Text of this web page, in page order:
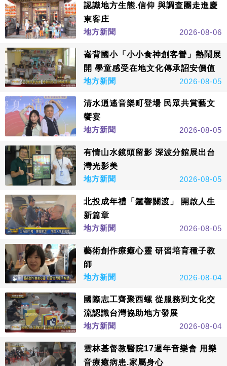
認識地方生態.信仰 與調查團走進慶
東客庄
地方新聞
2026-08-06
崙背國小「小小食神創客營」熱鬧展
開 學童感受在地文化傳承詔安價值
地方新聞
2026-08-05
清水逍遙音樂町登場 民眾共賞藝文
饗宴
地方新聞
2026-08-05
有情山水鏡頭留影 深波分館展出台
灣光影美
地方新聞
2026-08-05
北投成年禮「鑼響關渡」 開啟人生
新篇章
地方新聞
2026-08-05
藝術創作療癒心靈 研習培育種子教
師
地方新聞
2026-08-04
國際志工齊聚西螺 從服務到文化交
流認識台灣協助地方發展
地方新聞
2026-08-04
雲林基督教醫院17週年音樂會 用樂
音療癒病患.家屬身心